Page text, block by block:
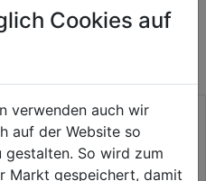
DIESER
Cookies auf
verwenden auch wir
auf der Website so
So wird zum
Markt gespeichert, damit